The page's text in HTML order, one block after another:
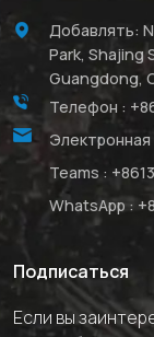
Добавлять:
Park, Shajing
Guangdong,
Телефон :
Электронная
Teams :
WhatsApp :
Подписаться
Если вы